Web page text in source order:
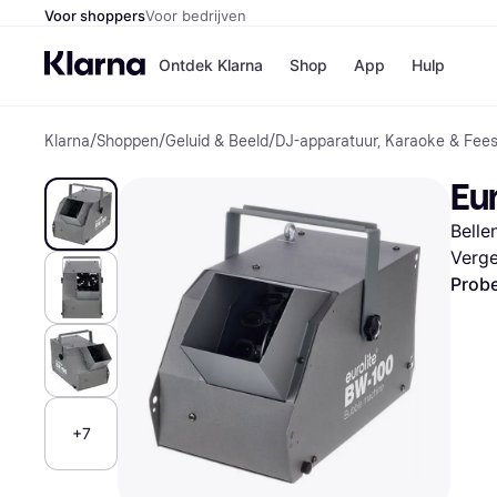
Voor shoppersVoor bedrijven
Ontdek Klarna Shop
Winkels
Bol
H&M
App Hulp
Klarna/Shoppen/Geluid & Beeld/DJ-apparatuur, Karaoke &
+7